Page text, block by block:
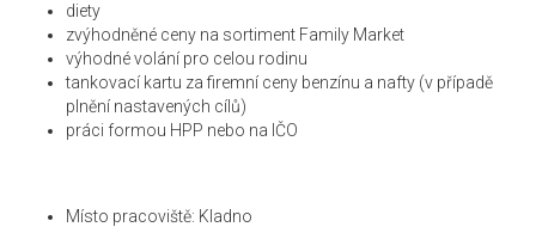
diety
zvýhodněné ceny na sortiment Family Market
výhodné volání pro celou rodinu
tankovací kartu za firemní ceny benzínu a nafty (v případě
plnění nastavených cílů)
práci formou HPP nebo na IČO
Místo pracoviště: Kladno